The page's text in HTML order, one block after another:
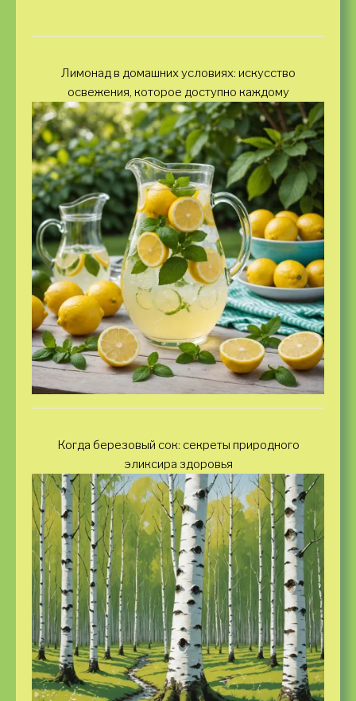
Лимонад в домашних условиях: искусство
освежения, которое доступно каждому
Когда березовый сок: секреты природного
эликсира здоровья